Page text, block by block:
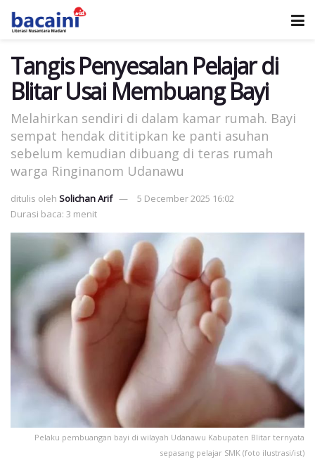
Tangis Penyesalan Pelajar di
Blitar Usai Membuang Bayi
Melahirkan sendiri di dalam kamar rumah. Bayi
sempat hendak dititipkan ke panti asuhan
sebelum kemudian dibuang di teras rumah
warga Ringinanom Udanawu
ditulis oleh Solichan Arif
5 December 2025 16:02
Durasi baca: 3 menit
Pelaku pembuangan bayi di wilayah Udanawu Kabupaten Blitar ternyata
sepasang pelajar SMK (foto ilustrasi/ist)